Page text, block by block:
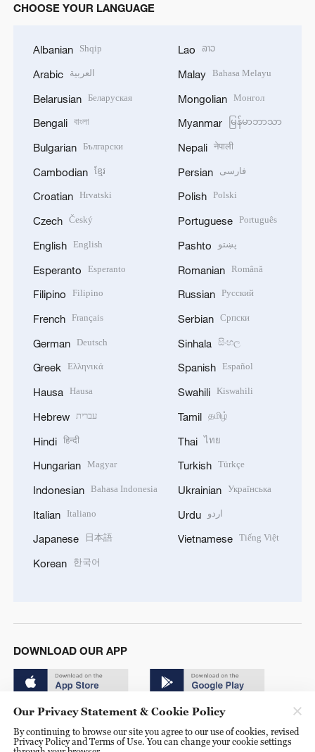
CHOOSE YOUR LANGUAGE
Albanian Shqip
Arabic العربية
Belarusian Беларуская
Bengali বাংলা
Bulgarian Български
Cambodian ខ្មែរ
Croatian Hrvatski
Czech Český
English English
Esperanto Esperanto
Filipino Filipino
French Français
German Deutsch
Greek Ελληνικά
Hausa Hausa
Hebrew עברית
Hindi हिन्दी
Hungarian Magyar
Indonesian Bahasa Indonesia
Italian Italiano
Japanese 日本語
Korean 한국어
Lao ລາວ
Malay Bahasa Melayu
Mongolian Монгол
Myanmar မြန်မာဘာသာ
Nepali नेपाली
Persian فارسی
Polish Polski
Portuguese Português
Pashto پښتو
Romanian Română
Russian Русский
Serbian Српски
Sinhala සිංහල
Spanish Español
Swahili Kiswahili
Tamil தமிழ்
Thai ไทย
Turkish Türkçe
Ukrainian Українська
Urdu اردو
Vietnamese Tiếng Việt
DOWNLOAD OUR APP
Our Privacy Statement & Cookie Policy
By continuing to browse our site you agree to our use of cookies, revised
Privacy Policy and Terms of Use. You can change your cookie settings